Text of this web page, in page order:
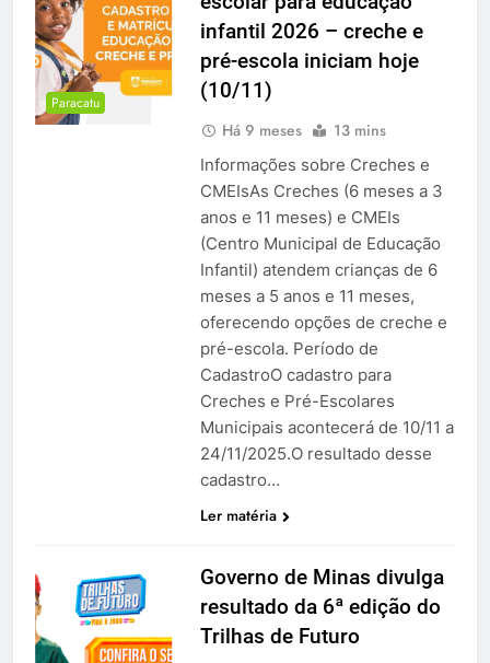
Paracatu
infantil 2026 – creche e
pré-escola iniciam hoje
(10/11)
Há 9 meses 13 mins
Informações sobre Creches e
CMEIsAs Creches (6 meses a 3
anos e 11 meses) e CMEIs
(Centro Municipal de Educação
Infantil) atendem crianças de 6
meses a 5 anos e 11 meses,
oferecendo opções de creche e
pré-escola. Período de
CadastroO cadastro para
Creches e Pré-Escolares
Municipais acontecerá de 10/11 a
24/11/2025.O resultado desse
cadastro…
Ler matéria
Governo de Minas divulga
resultado da 6ª edição do
Trilhas de Futuro